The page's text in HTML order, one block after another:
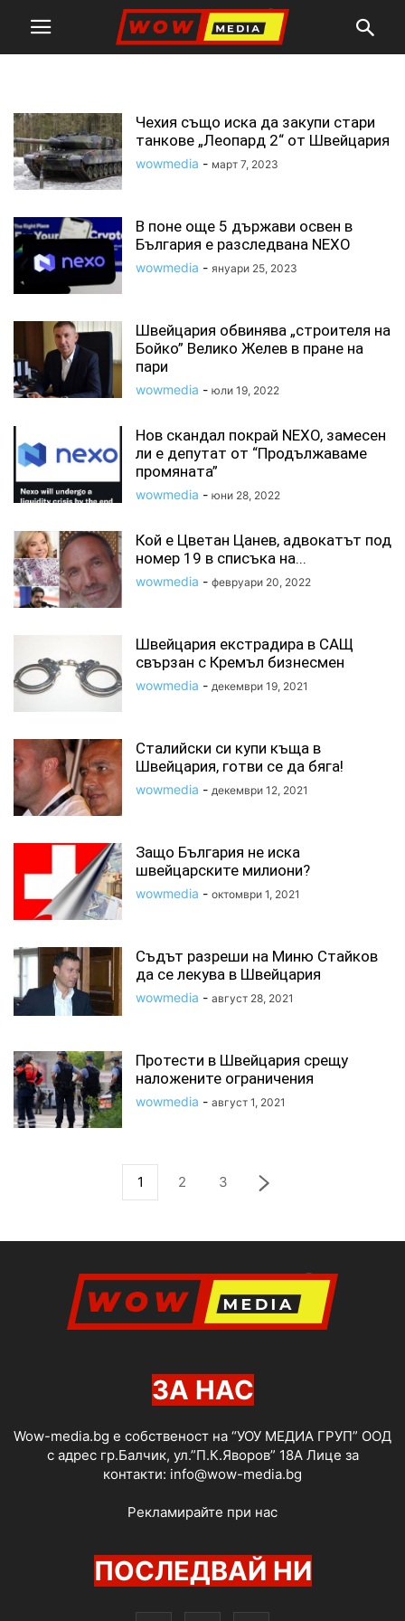
Чехия също иска да закупи стари
танкове „Леопард 2“ от Швейцария
wowmedia - март 7, 2023
В поне още 5 държави освен в
България е разследвана NEXO
wowmedia - януари 25, 2023
Швейцария обвинява „строителя на
Бойко” Велико Желев в пране на
пари
wowmedia - юли 19, 2022
Нов скандал покрай NEXO, замесен
ли е депутат от “Продължаваме
промяната”
wowmedia - юни 28, 2022
Кой е Цветан Цанев, адвокатът под
номер 19 в списъка на...
wowmedia - февруари 20, 2022
Швейцария екстрадира в САЩ
свързан с Кремъл бизнесмен
wowmedia - декември 19, 2021
Сталийски си купи къща в
Швейцария, готви се да бяга!
wowmedia - декември 12, 2021
Защо България не иска
швейцарските милиони?
wowmedia - октомври 1, 2021
Съдът разреши на Миню Стайков
да се лекува в Швейцария
wowmedia - август 28, 2021
Протести в Швейцария срещу
наложените ограничения
wowmedia - август 1, 2021
1 2 3
ЗА НАС
Wow-media.bg е собственост на “УОУ МЕДИА ГРУП” ООД
с адрес гр.Балчик, ул.”П.К.Яворов” 18А Лице за
контакти: info@wow-media.bg
Рекламирайте при нас
ПОСЛЕДВАЙ НИ